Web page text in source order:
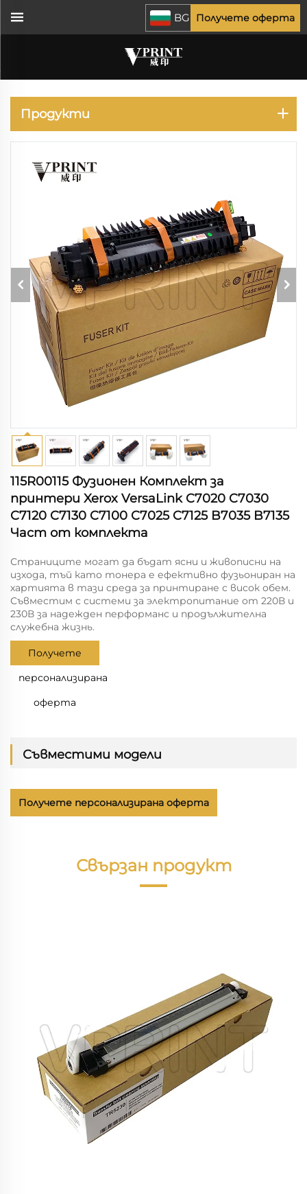
BG Получете оферта
XEROX
Продукти
115R00115 Фузионен Комплект за
принтери Xerox VersaLink C7020 C7030
C7120 C7130 C7100 C7025 C7125 B7035 B7135
Част от комплекта
Страниците могат да бъдат ясни и живописни на
изхода, тъй като тонера е ефективно фузьониран на
хартията в тази среда за принтиране с висок обем.
Съвместим с системи за электропитание от 220В и
230В за надежден перформанс и продължителна
служебна жизнь.
Получете
персонализирана
оферта
Съвместими модели
Получете персонализирана оферта
Свързан продукт